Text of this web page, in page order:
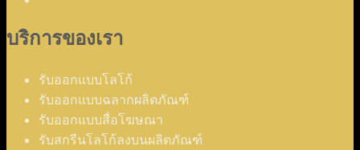
บริการของเรา
รับออกแบบโลโก้
รับออกแบบฉลากผลิตภัณฑ์
รับออกแบบสื่อโฆษณา
รับสกรีนโลโก้ลงบนผลิตภัณฑ์